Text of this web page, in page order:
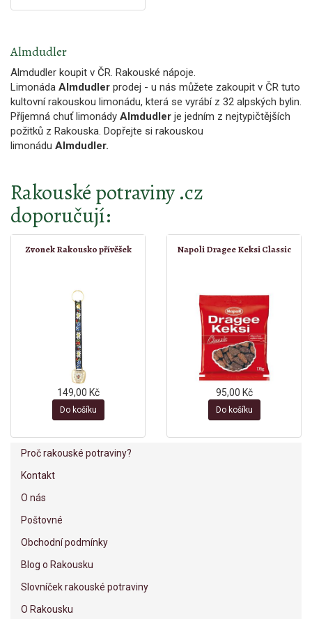
Almdudler
Almdudler koupit v ČR. Rakouské nápoje.
Limonáda Almdudler prodej - u nás můžete zakoupit v ČR tuto
kultovní rakouskou limonádu, která se vyrábí z 32 alpských bylin.
Příjemná chuť limonády Almdudler je jedním z nejtypičtějších
požitků z Rakouska. Dopřejte si rakouskou
limonádu Almdudler.
Rakouské potraviny .cz
doporučují:
Zvonek Rakousko přívěšek
149,00 Kč
Do košíku
Napoli Dragee Keksi Classic
95,00 Kč
Do košíku
Proč rakouské potraviny?
Kontakt
O nás
Poštovné
Obchodní podmínky
Blog o Rakousku
Slovníček rakouské potraviny
O Rakousku